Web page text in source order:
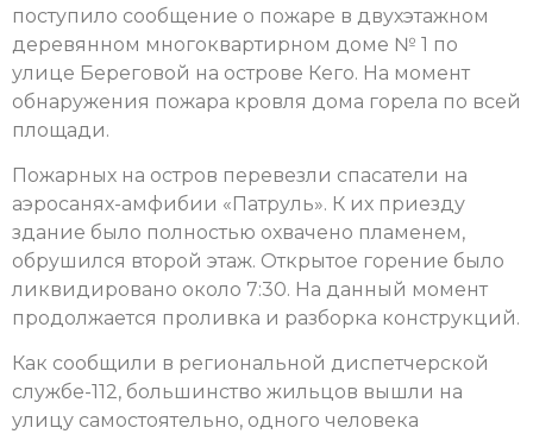
поступило сообщение о пожаре в двухэтажном
деревянном многоквартирном доме № 1 по
улице Береговой на острове Кего. На момент
обнаружения пожара кровля дома горела по всей
площади.
Пожарных на остров перевезли спасатели на
аэросанях-амфибии «Патруль». К их приезду
здание было полностью охвачено пламенем,
обрушился второй этаж. Открытое горение было
ликвидировано около 7:30. На данный момент
продолжается проливка и разборка конструкций.
Как сообщили в региональной диспетчерской
службе-112, большинство жильцов вышли на
улицу самостоятельно, одного человека